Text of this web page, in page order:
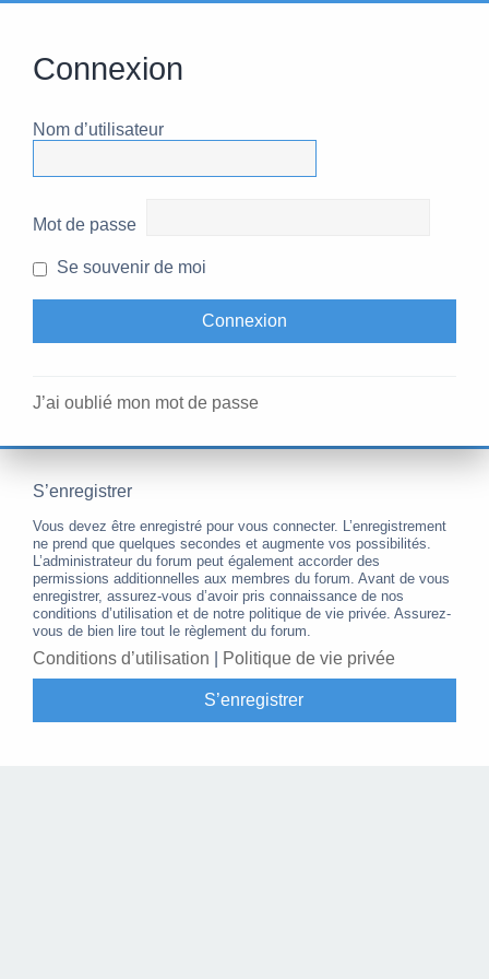
Connexion
Nom d’utilisateur
Mot de passe
Se souvenir de moi
J’ai oublié mon mot de passe
S’enregistrer
Vous devez être enregistré pour vous connecter. L’enregistrement
ne prend que quelques secondes et augmente vos possibilités.
L’administrateur du forum peut également accorder des
permissions additionnelles aux membres du forum. Avant de vous
enregistrer, assurez-vous d’avoir pris connaissance de nos
conditions d’utilisation et de notre politique de vie privée. Assurez-
vous de bien lire tout le règlement du forum.
Conditions d’utilisation Politique de vie privée
S’enregistrer